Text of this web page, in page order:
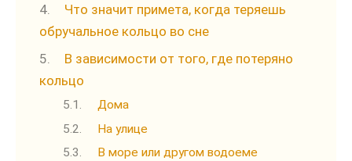
Что значит примета, когда теряешь
обручальное кольцо во сне
В зависимости от того, где потеряно
кольцо
Дома
На улице
В море или другом водоеме